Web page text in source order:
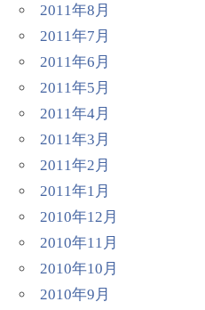
2011年8月
2011年7月
2011年6月
2011年5月
2011年4月
2011年3月
2011年2月
2011年1月
2010年12月
2010年11月
2010年10月
2010年9月